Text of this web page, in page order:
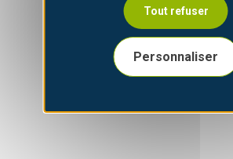
Tout refuser
Personnaliser